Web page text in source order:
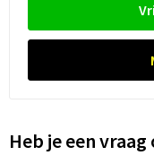
Heb je een